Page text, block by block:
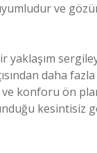
ve
yaklaşım
daha
konforu ön
kesintisiz